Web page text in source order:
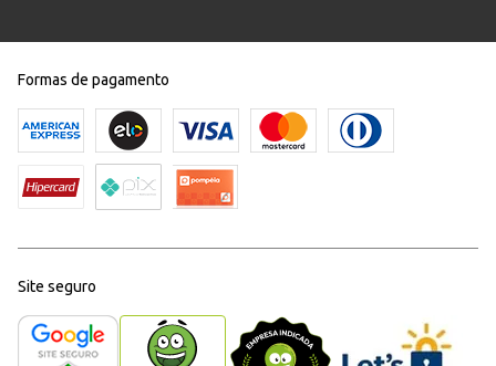
Formas de pagamento
Site seguro